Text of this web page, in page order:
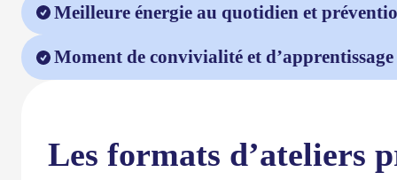
Meilleure énergie au quotidien et
Moment de convivialité et d’apprentissage
Les formats d’ateliers